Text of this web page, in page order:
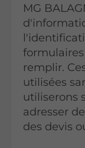
MG
remplir.
utilisées
utiliserons
adresser
des devis